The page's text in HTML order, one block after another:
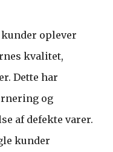
oplever
kvalitet,
Dette har
og
af defekte varer.
kunder